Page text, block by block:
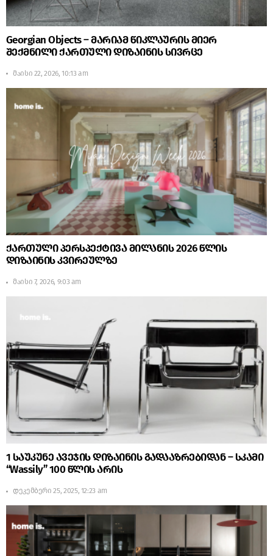
Georgian Objects – მარიამ წიკლაურის მიერ
შექმნილი ქართული დიზაინის სივრცე
მაისი 22, 2026, 10:13 am
ქართული პერსპექტივა მილანის 2026 წლის
დიზაინის კვირეულზე
მაისი 7, 2026, 9:03 am
1 საუკუნე ავეჯის დიზაინის გადააზრებიდან – სკამი
“Wassily” 100 წლის არის
დეკემბერი 25, 2025, 12:23 am